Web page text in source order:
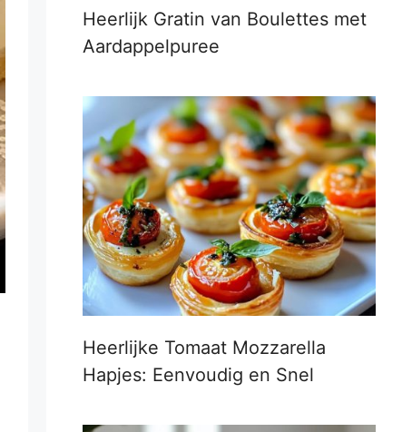
Heerlijk Gratin van Boulettes met
Aardappelpuree
Heerlijke Tomaat Mozzarella
Hapjes: Eenvoudig en Snel